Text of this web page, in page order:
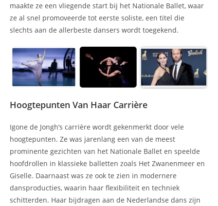
maakte ze een vliegende start bij het Nationale Ballet, waar
ze al snel promoveerde tot eerste soliste, een titel die
slechts aan de allerbeste dansers wordt toegekend.
Hoogtepunten Van Haar Carrière
Igone de Jongh’s carrière wordt gekenmerkt door vele
hoogtepunten. Ze was jarenlang een van de meest
prominente gezichten van het Nationale Ballet en speelde
hoofdrollen in klassieke balletten zoals Het Zwanenmeer en
Giselle. Daarnaast was ze ook te zien in modernere
dansproducties, waarin haar flexibiliteit en techniek
schitterden. Haar bijdragen aan de Nederlandse dans zijn